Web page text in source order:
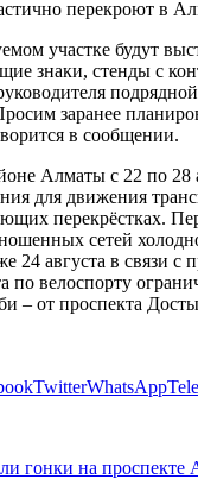
участке будут
знаки, стенды с
подрядной
заранее
в сообщении.
Алматы с 22 по 28
для движения
перекрёстках.
сетей
24 августа в связи с
по велоспорту
– от проспекта
TwitterWhatsApp
гонки на проспекте